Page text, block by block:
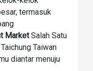
termasuk
MarketSalah Satu
Taiwan
diantar menuju